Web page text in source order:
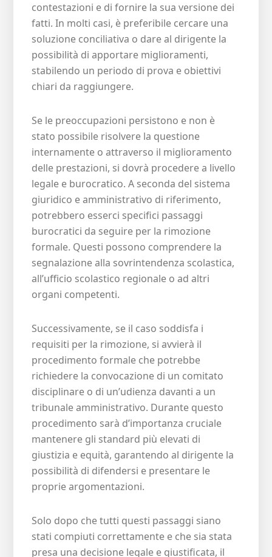
contestazioni e di fornire la sua versione dei
fatti. In molti casi, è preferibile cercare una
soluzione conciliativa o dare al dirigente la
possibilità di apportare miglioramenti,
stabilendo un periodo di prova e obiettivi
chiari da raggiungere.
Se le preoccupazioni persistono e non è
stato possibile risolvere la questione
internamente o attraverso il miglioramento
delle prestazioni, si dovrà procedere a livello
legale e burocratico. A seconda del sistema
giuridico e amministrativo di riferimento,
potrebbero esserci specifici passaggi
burocratici da seguire per la rimozione
formale. Questi possono comprendere la
segnalazione alla sovrintendenza scolastica,
all’ufficio scolastico regionale o ad altri
organi competenti.
Successivamente, se il caso soddisfa i
requisiti per la rimozione, si avvierà il
procedimento formale che potrebbe
richiedere la convocazione di un comitato
disciplinare o di un’udienza davanti a un
tribunale amministrativo. Durante questo
procedimento sarà d’importanza cruciale
mantenere gli standard più elevati di
giustizia e equità, garantendo al dirigente la
possibilità di difendersi e presentare le
proprie argomentazioni.
Solo dopo che tutti questi passaggi siano
stati compiuti correttamente e che sia stata
presa una decisione legale e giustificata, il